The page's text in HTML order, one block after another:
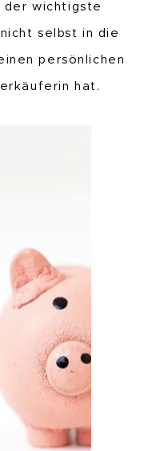
der wichtigste
selbst in die
persönlichen
hat.